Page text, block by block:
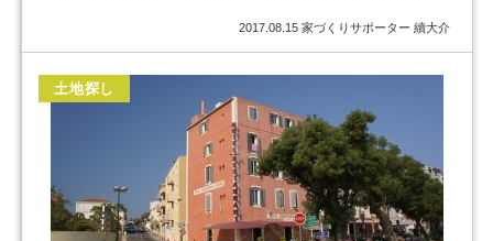
2017.08.15 家づくりサポーター 續大介
土地探し